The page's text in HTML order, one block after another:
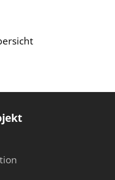
Nächster Artikel